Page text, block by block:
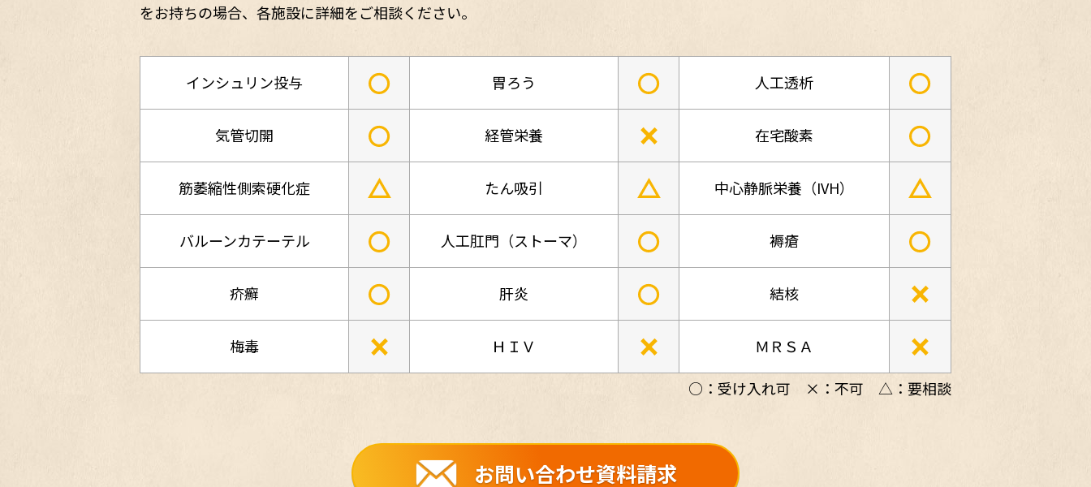
をお持ちの場合、各施設に詳細をご相談ください。
インシュリン投与 ○ 胃ろう ○ 人工透析 ○
気管切開 ○ 経管栄養 × 在宅酸素 ○
筋萎縮性側索硬化症 △ たん吸引 △ 中心静脈栄養（IVH） △
バルーンカテーテル ○ 人工肛門（ストーマ） ○ 褥瘡 ○
疥癬 ○ 肝炎 ○ 結核 ×
梅毒 × ＨＩＶ × ＭＲＳＡ ×
○：受け入れ可 ×：不可 △：要相談
お問い合わせ資料請求